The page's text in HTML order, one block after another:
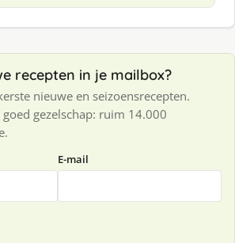
recepten in je mailbox?
nieuwe en seizoensrecepten.
gezelschap: ruim 14.000
E-mail